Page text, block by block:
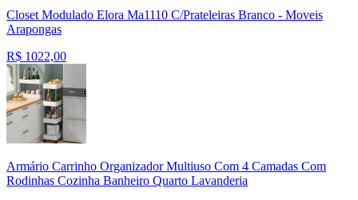
Closet Modulado Elora Ma1110 C/Prateleiras Branco - Moveis
Arapongas
R$ 1022,00
Armário Carrinho Organizador Multiuso Com 4 Camadas Com
Rodinhas Cozinha Banheiro Quarto Lavanderia